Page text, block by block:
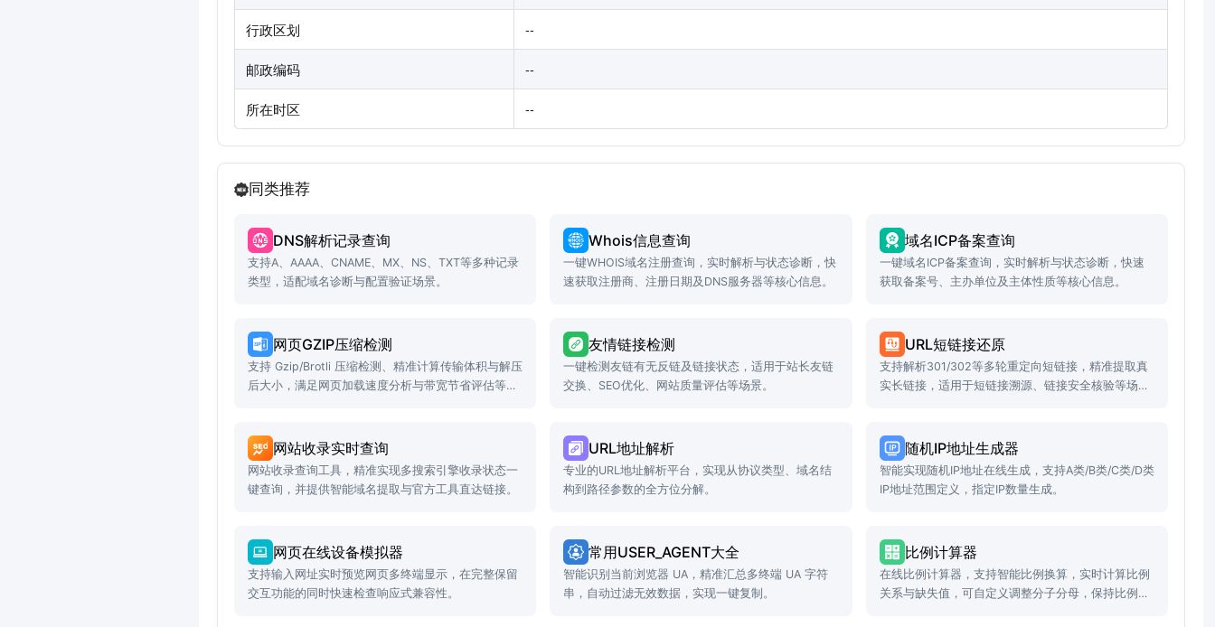
行政区划 --
邮政编码 --
所在时区 --
同类推荐
DNS解析记录查询
支持A、AAAA、CNAME、MX、NS、TXT等多种记录
类型，适配域名诊断与配置验证场景。
Whois信息查询
一键WHOIS域名注册查询，实时解析与状态诊断，快
速获取注册商、注册日期及DNS服务器等核心信息。
域名ICP备案查询
一键域名ICP备案查询，实时解析与状态诊断，快速
获取备案号、主办单位及主体性质等核心信息。
网页GZIP压缩检测
支持 Gzip/Brotli 压缩检测、精准计算传输体积与解压
后大小，满足网页加载速度分析与带宽节省评估等场
友情链接检测
一键检测友链有无反链及链接状态，适用于站长友链
交换、SEO优化、网站质量评估等场景。
URL短链接还原
支持解析301/302等多轮重定向短链接，精准提取真
实长链接，适用于短链接溯源、链接安全核验等场
网站收录实时查询
网站收录查询工具，精准实现多搜索引擎收录状态一
键查询，并提供智能域名提取与官方工具直达链接。
URL地址解析
专业的URL地址解析平台，实现从协议类型、域名结
构到路径参数的全方位分解。
随机IP地址生成器
智能实现随机IP地址在线生成，支持A类/B类/C类/D类
IP地址范围定义，指定IP数量生成。
网页在线设备模拟器
支持输入网址实时预览网页多终端显示，在完整保留
交互功能的同时快速检查响应式兼容性。
常用USER_AGENT大全
智能识别当前浏览器 UA，精准汇总多终端 UA 字符
串，自动过滤无效数据，实现一键复制。
比例计算器
在线比例计算器，支持智能比例换算，实时计算比例
关系与缺失值，可自定义调整分子分母，保持比例等